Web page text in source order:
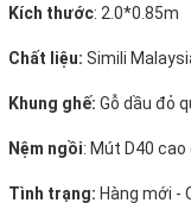
Kích thước: 2.0*0.85m
Chất liệu: Simili
Khung ghế: Gỗ dầu đỏ
Nệm ngồi: Mút D40 cao
Tình trạng: Hàng mới -